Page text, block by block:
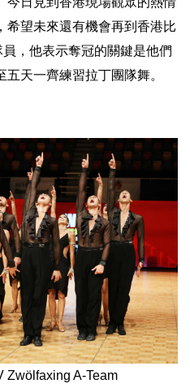
希望未來還有機會再到香港比
，他表示奪冠的關鍵是他們
五天一齊練習拉丁團隊舞。
Zwölfaxing A-Team